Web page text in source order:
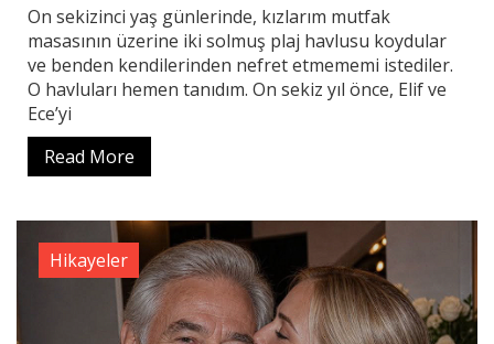
On sekizinci yaş günlerinde, kızlarım mutfak
masasının üzerine iki solmuş plaj havlusu koydular
ve benden kendilerinden nefret etmememi istediler.
O havluları hemen tanıdım. On sekiz yıl önce, Elif ve
Ece’yi
Read More
Hikayeler